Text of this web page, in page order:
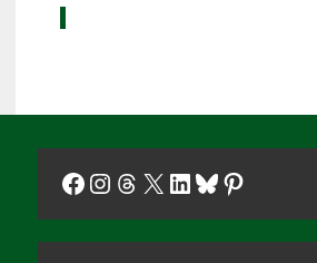
Facebook
Instagram
Threads
X LinkedIn
Bluesky
Pinterest